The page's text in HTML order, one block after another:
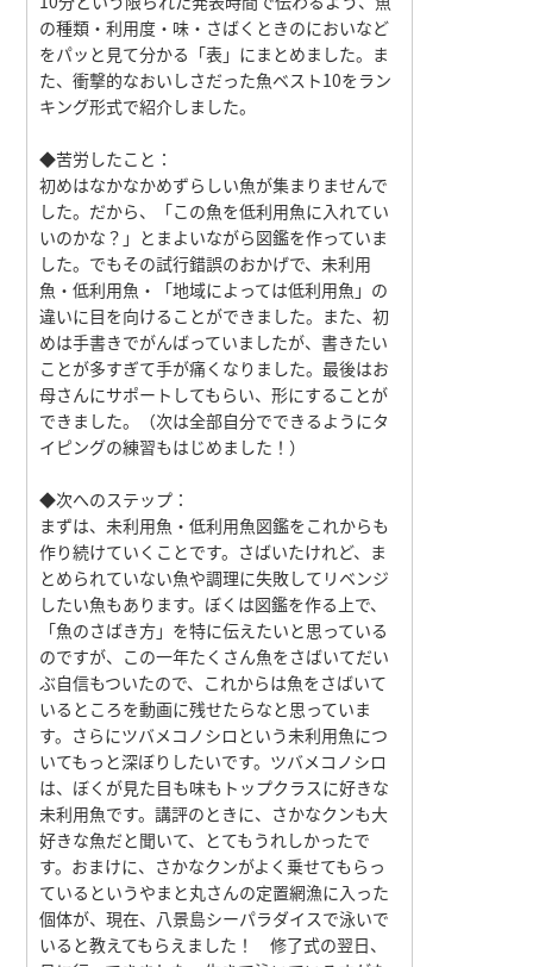
の種類・利用度・味・さばくときのにおいなど
をパッと見て分かる「表」にまとめました。ま
た、衝撃的なおいしさだった魚ベスト10をラン
キング形式で紹介しました。
◆苦労したこと：
初めはなかなかめずらしい魚が集まりませんで
した。だから、「この魚を低利用魚に入れてい
いのかな？」とまよいながら図鑑を作っていま
した。でもその試行錯誤のおかげで、未利用
魚・低利用魚・「地域によっては低利用魚」の
違いに目を向けることができました。また、初
めは手書きでがんばっていましたが、書きたい
ことが多すぎて手が痛くなりました。最後はお
母さんにサポートしてもらい、形にすることが
できました。（次は全部自分でできるようにタ
イピングの練習もはじめました！）
◆次へのステップ：
まずは、未利用魚・低利用魚図鑑をこれからも
作り続けていくことです。さばいたけれど、ま
とめられていない魚や調理に失敗してリベンジ
したい魚もあります。ぼくは図鑑を作る上で、
「魚のさばき方」を特に伝えたいと思っている
のですが、この一年たくさん魚をさばいてだい
ぶ自信もついたので、これからは魚をさばいて
いるところを動画に残せたらなと思っていま
す。さらにツバメコノシロという未利用魚につ
いてもっと深ぼりしたいです。ツバメコノシロ
は、ぼくが見た目も味もトップクラスに好きな
未利用魚です。講評のときに、さかなクンも大
好きな魚だと聞いて、とてもうれしかったで
す。おまけに、さかなクンがよく乗せてもらっ
ているというやまと丸さんの定置網漁に入った
個体が、現在、八景島シーパラダイスで泳いで
いると教えてもらえました！ 修了式の翌日、